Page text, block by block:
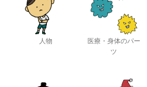
人物
医療・身体のパー
ツ